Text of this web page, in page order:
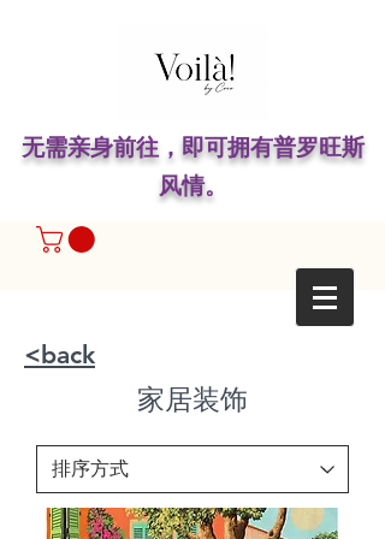
无需亲身前往，即可拥有普罗旺斯
风情。
<back
家居装饰